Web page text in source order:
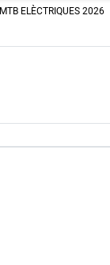
MTB ELÈCTRIQUES 2026